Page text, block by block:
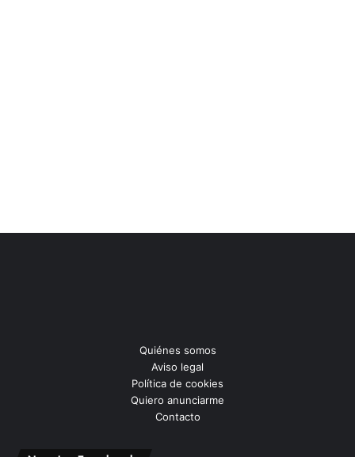
Quiénes somos
Aviso legal
Política de cookies
Quiero anunciarme
Contacto